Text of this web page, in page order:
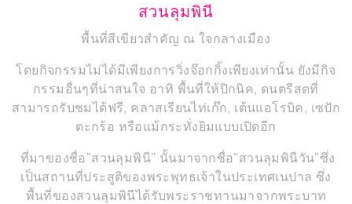
สวนลุมพินี
พื้นที่สีเขียวสำคัญ ณ ใจกลางเมือง
โดยกิจกรรมไม่ได้มีเพียงการวิ่งจ๊อกกิ้งเพียงเท่านั้น ยังมีกิจ
กรรมอื่นๆที่น่าสนใจ อาทิ พื้นที่ให้ปิกนิค, ดนตรีสดที่
สามารถรับชมได้ฟรี, คลาสเรียนไท่เก๊ก, เต้นแอโรบิค, เซปัก
ตะกร้อ หรือแม้กระทั่งยิมแบบเปิดอีก
ที่มาของชื่อ”สวนลุมพินี” นั้นมาจากชื่อ”สวนลุมพินีวัน”ซึ่ง
เป็นสถานที่ประสูติของพระพุทธเจ้าในประเทศเนปาล ซึ่ง
พื้นที่ของสวนลุมพินีได้รับพระราชทานมาจากพระบาท